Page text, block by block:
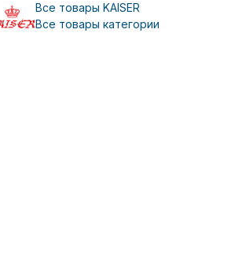
Все товары KAISER
Все товары категории